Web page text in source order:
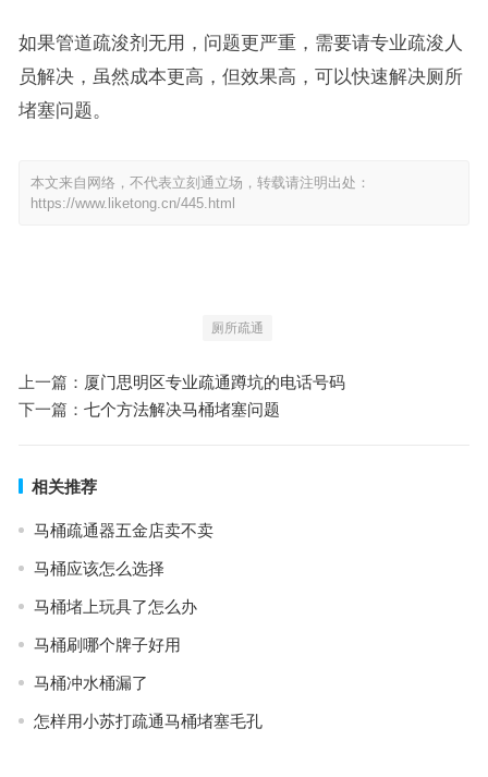
如果管道疏浚剂无用，问题更严重，需要请专业疏浚人
员解决，虽然成本更高，但效果高，可以快速解决厕所
堵塞问题。
本文来自网络，不代表立刻通立场，转载请注明出处：
https://www.liketong.cn/445.html
厕所疏通
上一篇： 厦门思明区专业疏通蹲坑的电话号码
下一篇： 七个方法解决马桶堵塞问题
相关推荐
马桶疏通器五金店卖不卖
马桶应该怎么选择
马桶堵上玩具了怎么办
马桶刷哪个牌子好用
马桶冲水桶漏了
怎样用小苏打疏通马桶堵塞毛孔